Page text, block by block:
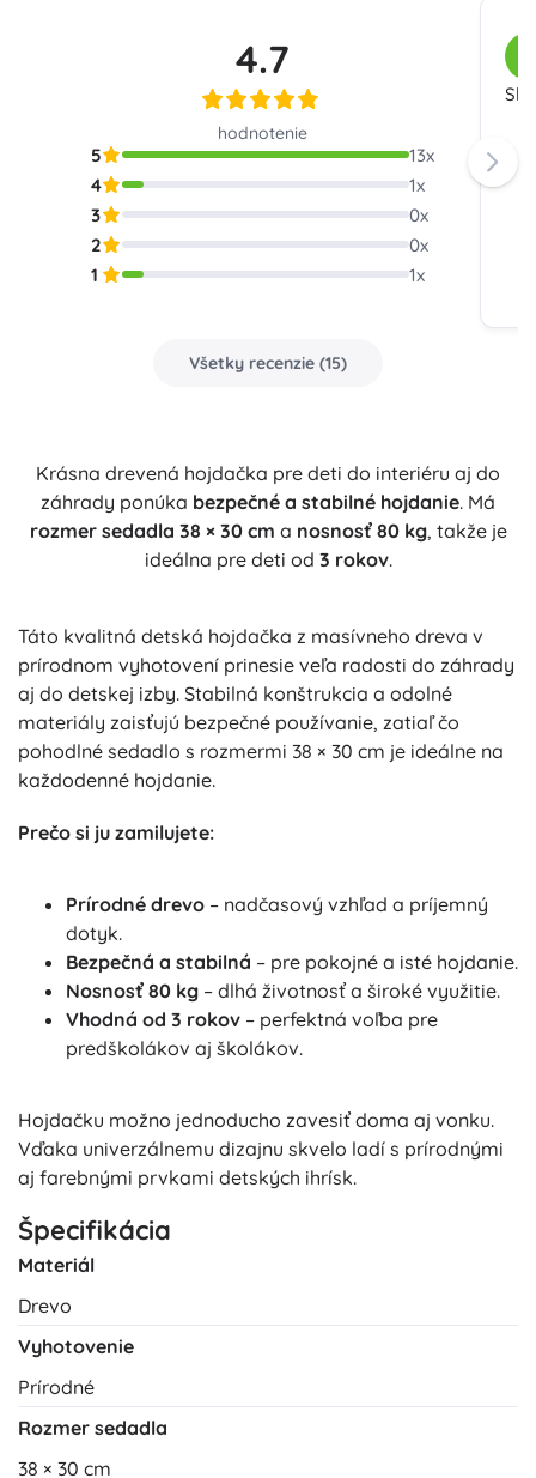
4.7
hodnotenie
5 13x
4
1x
3
0x
2
0x
1
1x
Všetky recenzie (15)
Krásna drevená hojdačka pre deti do interiéru aj do
záhrady ponúka bezpečné a stabilné hojdanie. Má
rozmer sedadla 38 × 30 cm a nosnosť 80 kg, takže je
ideálna pre deti od 3 rokov.
Táto kvalitná detská hojdačka z masívneho dreva v
prírodnom vyhotovení prinesie veľa radosti do záhrady
aj do detskej izby. Stabilná konštrukcia a odolné
materiály zaisťujú bezpečné používanie, zatiaľ čo
pohodlné sedadlo s rozmermi 38 × 30 cm je ideálne na
každodenné hojdanie.
Prečo si ju zamilujete:
Prírodné drevo – nadčasový vzhľad a príjemný
dotyk.
Bezpečná a stabilná – pre pokojné a isté hojdanie.
Nosnosť 80 kg – dlhá životnosť a široké využitie.
Vhodná od 3 rokov – perfektná voľba pre
predškolákov aj školákov.
Hojdačku možno jednoducho zavesiť doma aj vonku.
Vďaka univerzálnemu dizajnu skvelo ladí s prírodnými
aj farebnými prvkami detských ihrísk.
Špecifikácia
Materiál
Drevo
Vyhotovenie
Prírodné
Rozmer sedadla
38 × 30 cm